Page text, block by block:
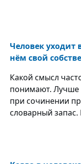
Человек уходит
нём свой
Какой смысл
понимают. Лучше
при сочинении
словарный